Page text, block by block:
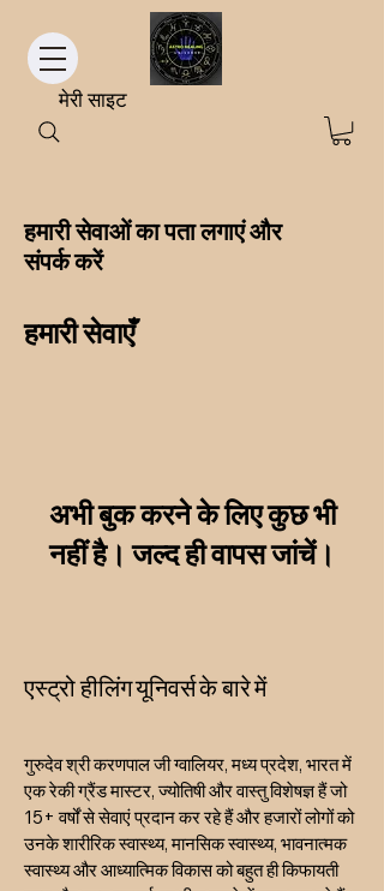
मेरी साइट
हमारी सेवाओं का पता लगाएं और
संपर्क करें
हमारी सेवाएँ
अभी बुक करने के लिए कुछ भी
नहीं है। जल्द ही वापस जांचें।
एस्ट्रो हीलिंग यूनिवर्स के बारे में
गुरुदेव श्री करणपाल जी ग्वालियर, मध्य प्रदेश, भारत में
एक रेकी ग्रैंड मास्टर, ज्योतिषी और वास्तु विशेषज्ञ हैं जो
15+ वर्षों से सेवाएं प्रदान कर रहे हैं और हजारों लोगों को
उनके शारीरिक स्वास्थ्य, मानसिक स्वास्थ्य, भावनात्मक
स्वास्थ्य और आध्यात्मिक विकास को बहुत ही किफायती